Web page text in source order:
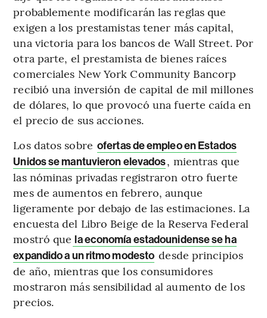
probablemente modificarán las reglas que
exigen a los prestamistas tener más capital,
una victoria para los bancos de Wall Street. Por
otra parte, el prestamista de bienes raíces
comerciales New York Community Bancorp
recibió una inversión de capital de mil millones
de dólares, lo que provocó una fuerte caída en
el precio de sus acciones.
Los datos sobre ofertas de empleo en Estados
Unidos se mantuvieron elevados, mientras que
las nóminas privadas registraron otro fuerte
mes de aumentos en febrero, aunque
ligeramente por debajo de las estimaciones. La
encuesta del Libro Beige de la Reserva Federal
mostró que la economía estadounidense se ha
expandido a un ritmo modesto desde principios
de año, mientras que los consumidores
mostraron más sensibilidad al aumento de los
precios.